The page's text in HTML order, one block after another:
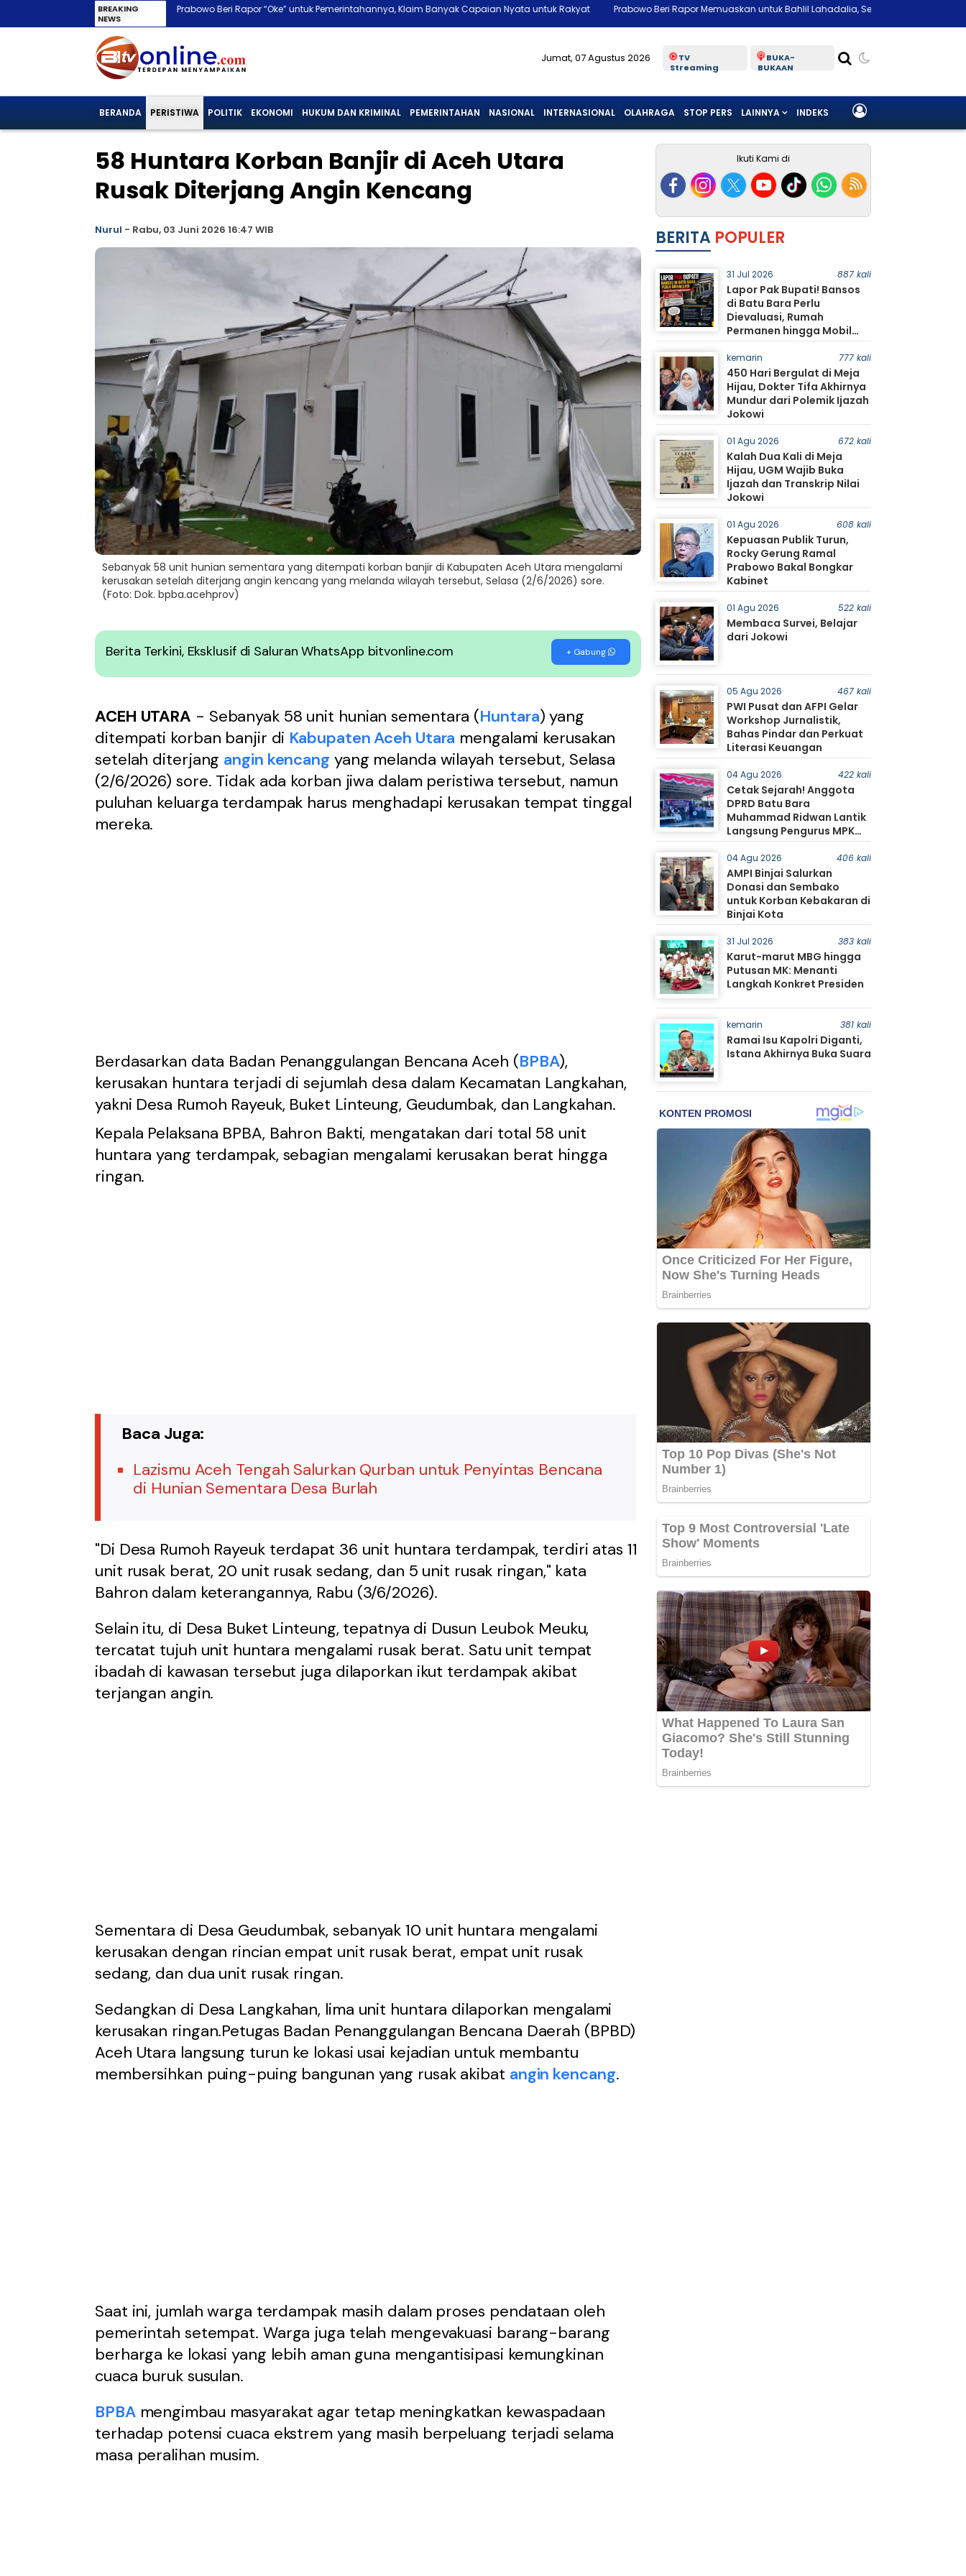
BREAKING
NEWS
Prabowo Beri Rapor “Oke” untuk Pemerintahannya, Klaim Banyak Capaian Nyata untuk Rakyat Prabowo Beri Rapor Memuaskan untuk Bahlil Lahadalia, Sebut Punya DNA Petarung
Jumat, 07 Agustus 2026
TV
Streaming
BUKA-
BUKAAN
BERANDA PERISTIWA POLITIK EKONOMI HUKUM DAN KRIMINAL PEMERINTAHAN NASIONAL INTERNASIONAL OLAHRAGA STOP PERS LAINNYA INDEKS
58 Huntara Korban Banjir di Aceh Utara
Rusak Diterjang Angin Kencang
Nurul - Rabu, 03 Juni 2026 16:47 WIB
Sebanyak 58 unit hunian sementara yang ditempati korban banjir di Kabupaten Aceh Utara mengalami
kerusakan setelah diterjang angin kencang yang melanda wilayah tersebut, Selasa (2/6/2026) sore.
(Foto: Dok. bpba.acehprov)
Berita Terkini, Eksklusif di Saluran WhatsApp bitvonline.com + Gabung
ACEH UTARA - Sebanyak 58 unit hunian sementara (Huntara) yang
ditempati korban banjir di Kabupaten Aceh Utara mengalami kerusakan
setelah diterjang angin kencang yang melanda wilayah tersebut, Selasa
(2/6/2026) sore. Tidak ada korban jiwa dalam peristiwa tersebut, namun
puluhan keluarga terdampak harus menghadapi kerusakan tempat tinggal
mereka.
Berdasarkan data Badan Penanggulangan Bencana Aceh (BPBA),
kerusakan huntara terjadi di sejumlah desa dalam Kecamatan Langkahan,
yakni Desa Rumoh Rayeuk, Buket Linteung, Geudumbak, dan Langkahan.
Kepala Pelaksana BPBA, Bahron Bakti, mengatakan dari total 58 unit
huntara yang terdampak, sebagian mengalami kerusakan berat hingga
ringan.
Baca Juga:
Lazismu Aceh Tengah Salurkan Qurban untuk Penyintas Bencana
di Hunian Sementara Desa Burlah
"Di Desa Rumoh Rayeuk terdapat 36 unit huntara terdampak, terdiri atas 11
unit rusak berat, 20 unit rusak sedang, dan 5 unit rusak ringan," kata
Bahron dalam keterangannya, Rabu (3/6/2026).
Selain itu, di Desa Buket Linteung, tepatnya di Dusun Leubok Meuku,
tercatat tujuh unit huntara mengalami rusak berat. Satu unit tempat
ibadah di kawasan tersebut juga dilaporkan ikut terdampak akibat
terjangan angin.
Sementara di Desa Geudumbak, sebanyak 10 unit huntara mengalami
kerusakan dengan rincian empat unit rusak berat, empat unit rusak
sedang, dan dua unit rusak ringan.
Sedangkan di Desa Langkahan, lima unit huntara dilaporkan mengalami
kerusakan ringan.Petugas Badan Penanggulangan Bencana Daerah (BPBD)
Aceh Utara langsung turun ke lokasi usai kejadian untuk membantu
membersihkan puing-puing bangunan yang rusak akibat angin kencang.
Saat ini, jumlah warga terdampak masih dalam proses pendataan oleh
pemerintah setempat. Warga juga telah mengevakuasi barang-barang
berharga ke lokasi yang lebih aman guna mengantisipasi kemungkinan
cuaca buruk susulan.
BPBAmengimbau masyarakat agar tetap meningkatkan kewaspadaan
terhadap potensi cuaca ekstrem yang masih berpeluang terjadi selama
masa peralihan musim.
Ikuti Kami di
BERITA POPULER
31 Jul 2026 887 kali
Lapor Pak Bupati! Bansos
di Batu Bara Perlu
Dievaluasi, Rumah
Permanen hingga Mobil
Jadi Sorotan Warga
kemarin 777 kali
450 Hari Bergulat di Meja
Hijau, Dokter Tifa Akhirnya
Mundur dari Polemik Ijazah
Jokowi
01 Agu 2026 672 kali
Kalah Dua Kali di Meja
Hijau, UGM Wajib Buka
Ijazah dan Transkrip Nilai
Jokowi
01 Agu 2026 608 kali
Kepuasan Publik Turun,
Rocky Gerung Ramal
Prabowo Bakal Bongkar
Kabinet
01 Agu 2026 522 kali
Membaca Survei, Belajar
dari Jokowi
05 Agu 2026 467 kali
PWI Pusat dan AFPI Gelar
Workshop Jurnalistik,
Bahas Pindar dan Perkuat
Literasi Keuangan
04 Agu 2026 422 kali
Cetak Sejarah! Anggota
DPRD Batu Bara
Muhammad Ridwan Lantik
Langsung Pengurus MPK
SMA Negeri 1 Tanjung Tiram
04 Agu 2026 406 kali
AMPI Binjai Salurkan
Donasi dan Sembako
untuk Korban Kebakaran di
Binjai Kota
31 Jul 2026 383 kali
Karut-marut MBG hingga
Putusan MK: Menanti
Langkah Konkret Presiden
kemarin 381 kali
Ramai Isu Kapolri Diganti,
Istana Akhirnya Buka Suara